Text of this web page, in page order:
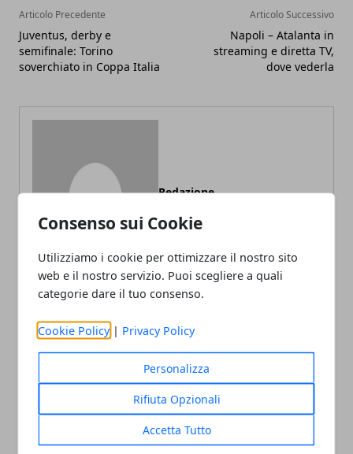
Consenso sui Cookie
Utilizziamo i cookie per ottimizzare il nostro sito
web e il nostro servizio. Puoi scegliere a quali
categorie dare il tuo consenso.
Cookie Policy | Privacy Policy
Personalizza
Rifiuta Opzionali
Accetta Tutto
Articolo Precedente
Juventus, derby e
semifinale: Torino
soverchiato in Coppa Italia
Articolo Successivo
Napoli – Atalanta in
streaming e diretta TV,
dove vederla
Redazione
ARTICOLI CORRELATI